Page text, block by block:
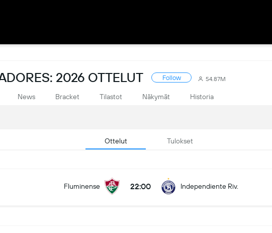
2026 OTTELUT Follow 54.87M
News Bracket Tilastot Näkymät Historia
Ottelut Tulokset
Fluminense 22:00 Independiente Riv.